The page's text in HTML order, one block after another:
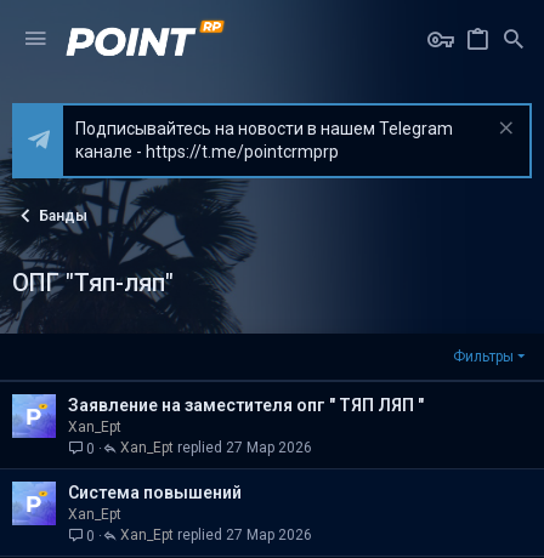
Подписывайтесь на новости в нашем Telegram
канале - https://t.me/pointcrmprp
Банды
ОПГ "Тяп-ляп"
Фильтры
Заявление на заместителя опг " ТЯП ЛЯП "
Xan_Ept
0
27 Мар 2026
Xan_Ept
Система повышений
Xan_Ept
0
27 Мар 2026
Xan_Ept